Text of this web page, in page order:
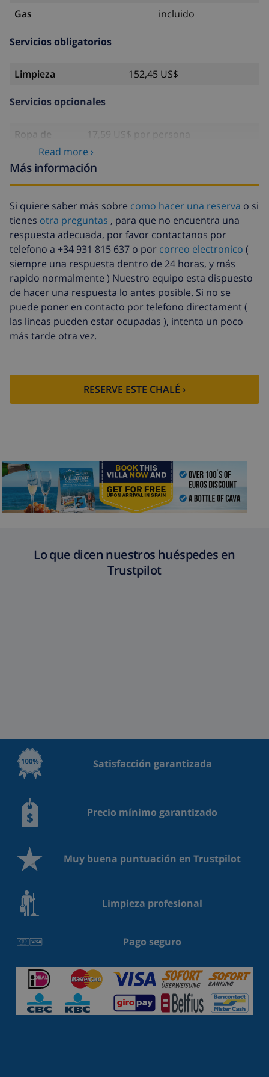
Gas incluido
Servicios obligatorios
Limpieza 152,45 US$
Servicios opcionales
Ropa de
17,59 US$ por persona
Toallas
8,80 US$ por persona
Cuna
4,19 US$ por día
Sábanas
extra
17,59 US$ por persona
Toallas extra
8,80 US$ por persona
Salida tardía
113,75 US$
Limpieza
extra
basado en consumo de energía
(52,77 US$/HOUR)
Fondo
cancelación:
4.80% del importe total
Read more ›
Más información
Si quiere saber más sobre como hacer una reserva o si
tienes otra preguntas , para que no encuentra una
respuesta adecuada, por favor contactanos por
telefono a +34 931 815 637 o por correo electronico (
siempre una respuesta dentro de 24 horas, y más
rapido normalmente ) Nuestro equipo esta dispuesto
de hacer una respuesta lo antes posible. Si no se
puede poner en contacto por telefono directament (
las lineas pueden estar ocupadas ), intenta un poco
más tarde otra vez.
RESERVE ESTE CHALÉ ›
Lo que dicen nuestros huéspedes en
Trustpilot
Satisfacción garantizada
Precio mínimo garantizado
Muy buena puntuación en Trustpilot
Limpieza profesional
Pago seguro